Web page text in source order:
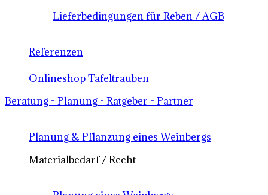
Lieferbedingungen für Reben / AGB
Referenzen
Onlineshop Tafeltrauben
Beratung - Planung - Ratgeber - Partner
Planung & Pflanzung eines Weinbergs
Materialbedarf / Recht